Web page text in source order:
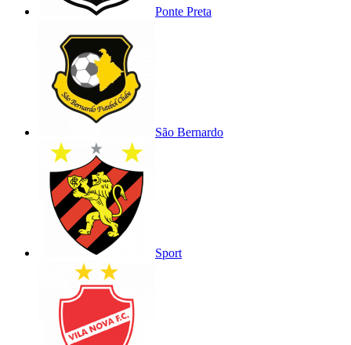
Ponte Preta
São Bernardo
Sport